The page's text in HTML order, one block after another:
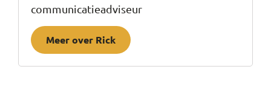
communicatieadviseur
Meer over Rick